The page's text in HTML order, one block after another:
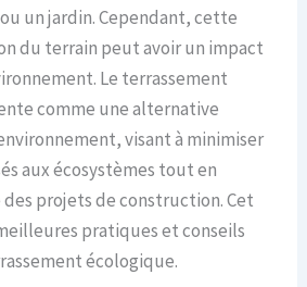
un jardin. Cependant, cette
du terrain peut avoir un impact
Le terrassement
comme une alternative
visant à minimiser
aux écosystèmes tout en
projets de construction. Cet
pratiques et conseils
écologique.